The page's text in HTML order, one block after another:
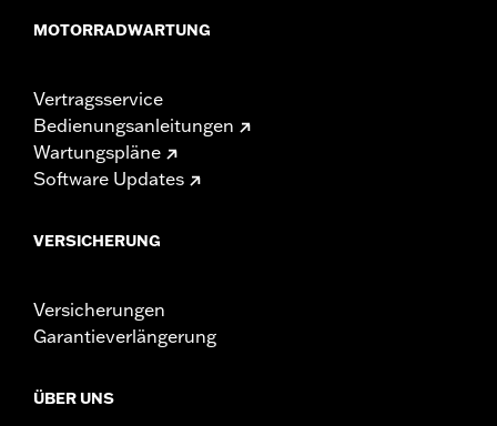
MOTORRADWARTUNG
Vertragsservice
Bedienungsanleitungen
Wartungspläne
Software Updates
VERSICHERUNG
Versicherungen
Garantieverlängerung
ÜBER UNS